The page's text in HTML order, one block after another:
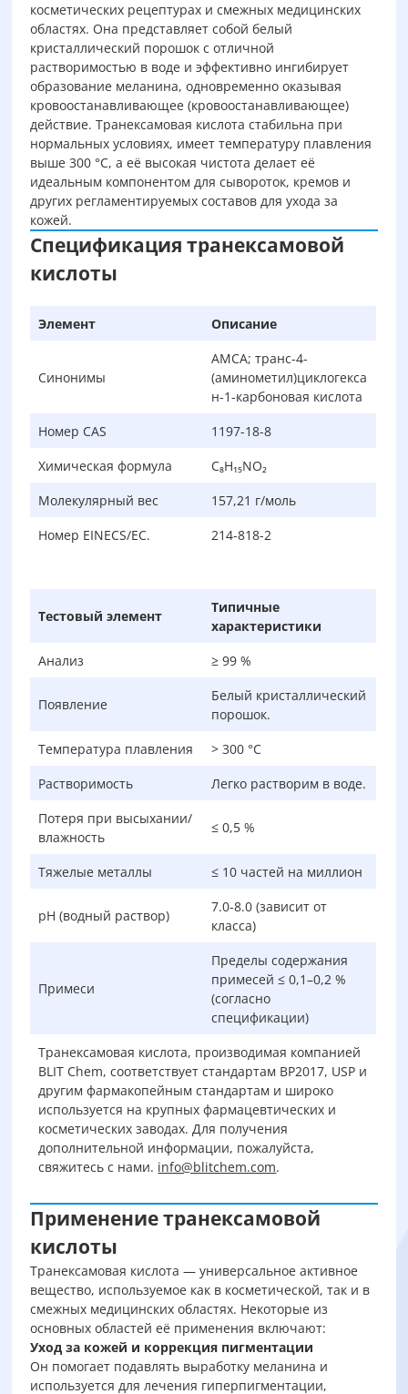
косметических рецептурах и смежных медицинских
областях. Она представляет собой белый
кристаллический порошок с отличной
растворимостью в воде и эффективно ингибирует
образование меланина, одновременно оказывая
кровоостанавливающее (кровоостанавливающее)
действие. Транексамовая кислота стабильна при
нормальных условиях, имеет температуру плавления
выше 300 °C, а её высокая чистота делает её
идеальным компонентом для сывороток, кремов и
других регламентируемых составов для ухода за
кожей.
Спецификация транексамовой
кислоты
Элемент Описание
Синонимы
AMCA; транс-4-
(аминометил)циклогекса
н-1-карбоновая кислота
Номер CAS
1197-18-8
Химическая формула
C₈H₁₅NO₂
Молекулярный вес
157,21 г/моль
Номер EINECS/EC.
214-818-2
Тестовый элемент
Типичные
характеристики
Анализ
≥ 99 %
Появление
Белый кристаллический
порошок.
Температура плавления
> 300 °С
Растворимость
Легко растворим в воде.
Потеря при высыхании/
влажность
≤ 0,5 %
Тяжелые металлы ≤ 10 частей на миллион
pH (водный раствор)
7.0-8.0 (зависит от
класса)
Примеси
Пределы содержания
примесей ≤ 0,1–0,2 %
(согласно
спецификации)
Транексамовая кислота, производимая компанией
BLIT Chem, соответствует стандартам BP2017, USP и
другим фармакопейным стандартам и широко
используется на крупных фармацевтических и
косметических заводах. Для получения
дополнительной информации, пожалуйста,
свяжитесь с нами. info@blitchem.com.
Применение транексамовой
кислоты
Транексамовая кислота — универсальное активное
вещество, используемое как в косметической, так и в
смежных медицинских областях. Некоторые из
основных областей её применения включают:
Уход за кожей и коррекция пигментации
Он помогает подавлять выработку меланина и
используется для лечения гиперпигментации,